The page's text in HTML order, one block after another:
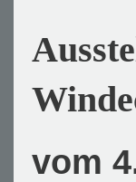
vom